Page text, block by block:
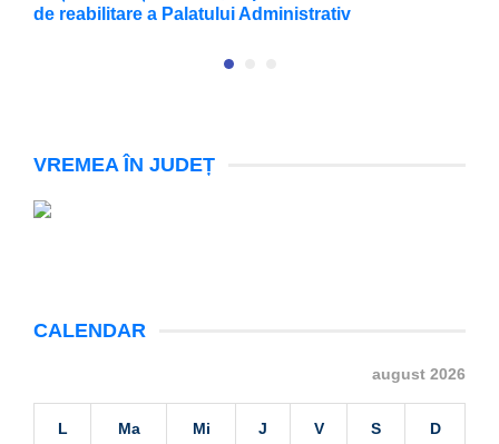
de reabilitare a Palatului Administrativ
VREMEA ÎN JUDEȚ
CALENDAR
august 2026
L Ma Mi J V S D